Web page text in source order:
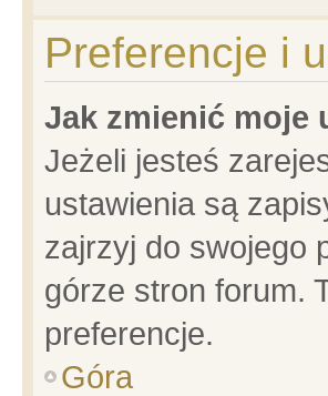
Preferencje i
Jak zmienić moje
Jeżeli jesteś
ustawienia są
zajrzyj do swojego
górze stron forum.
preferencje.
Góra